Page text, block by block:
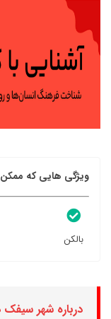
ویژگی هایی که
بالکن
درباره شهر سیفک